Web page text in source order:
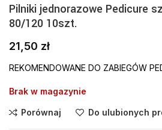
Pilniki jednorazowe Pedicure
80/120 10szt.
21,50 zł
REKOMENDOWANE DO ZABIEGÓW
Brak w magazynie
Porównaj Do ulubionych